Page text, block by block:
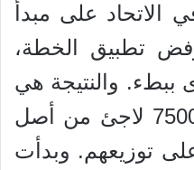
على مبدأ
تطبيق الخطة،
ببطء. والنتيجة هي
أنه تم توطين حوالى 7500 لاجئ من أصل
على توزيعهم. وبدأت